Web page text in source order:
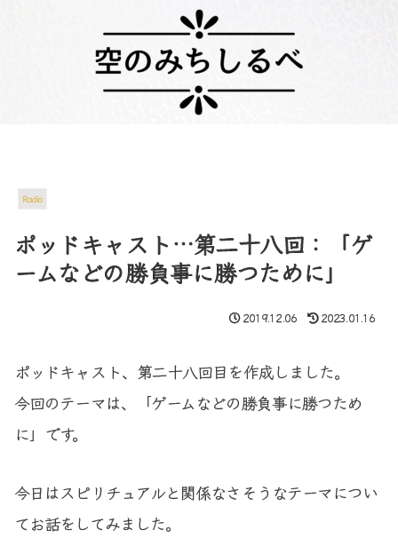
ポッドキャスト…第二十八回：「ゲ
ームなどの勝負事に勝つために」
Radio
2019.12.06 2023.01.16
ポッドキャスト、第二十八回目を作成しました。
今回のテーマは、「ゲームなどの勝負事に勝つため
に」です。
今日はスピリチュアルと関係なさそうなテーマについ
てお話をしてみました。